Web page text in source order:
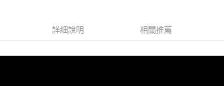
易，需依本服務之必要範圍內提供個人資料，並將交易相關給付款項請求債
https://aftee.tw/terms/#terms3
7-11取貨付款
詳細說明 相關推薦